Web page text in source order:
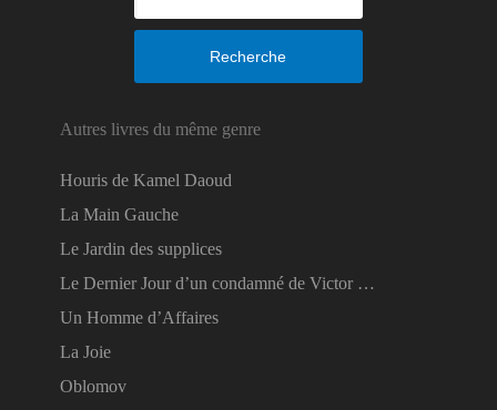
Recherche
Autres livres du même genre
Houris de Kamel Daoud
La Main Gauche
Le Jardin des supplices
Le Dernier Jour d’un condamné de Victor …
Un Homme d’Affaires
La Joie
Oblomov